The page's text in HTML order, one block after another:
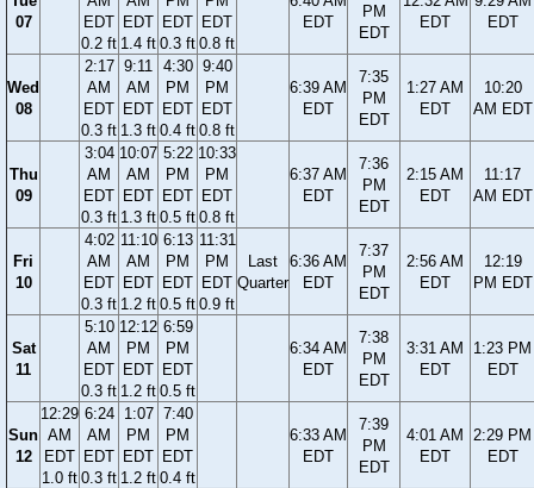
07
EDT
0.2 ft
EDT
1.4 ft
EDT
0.3 ft
EDT
0.8 ft
EDT
PM
EDT
EDT
EDT
Wed
08
2:17
AM
EDT
0.3 ft
9:11
AM
EDT
1.3 ft
4:30
PM
EDT
0.4 ft
9:40
PM
EDT
0.8 ft
6:39 AM
EDT
7:35
PM
EDT
1:27 AM
EDT
10:20
AM EDT
Thu
09
3:04
AM
EDT
0.3 ft
10:07
AM
EDT
1.3 ft
5:22
PM
EDT
0.5 ft
10:33
PM
EDT
0.8 ft
6:37 AM
EDT
7:36
PM
EDT
2:15 AM
EDT
11:17
AM EDT
Fri
10
4:02
AM
EDT
0.3 ft
11:10
AM
EDT
1.2 ft
6:13
PM
EDT
0.5 ft
11:31
PM
EDT
0.9 ft
Last
Quarter
6:36 AM
EDT
7:37
PM
EDT
2:56 AM
EDT
12:19
PM EDT
Sat
11
5:10
AM
EDT
0.3 ft
12:12
PM
EDT
1.2 ft
6:59
PM
EDT
0.5 ft
6:34 AM
EDT
7:38
PM
EDT
3:31 AM
EDT
1:23 PM
EDT
Sun
12
12:29
AM
EDT
1.0 ft
6:24
AM
EDT
0.3 ft
1:07
PM
EDT
1.2 ft
7:40
PM
EDT
0.4 ft
6:33 AM
EDT
7:39
PM
EDT
4:01 AM
EDT
2:29 PM
EDT